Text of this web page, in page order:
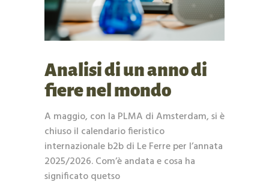
Analisi di un anno di
fiere nel mondo
A maggio, con la PLMA di Amsterdam, si è
chiuso il calendario fieristico
internazionale b2b di Le Ferre per l’annata
2025/2026. Com’è andata e cosa ha
significato quetso